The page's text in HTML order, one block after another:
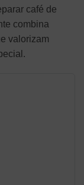
café de
combina
valorizam